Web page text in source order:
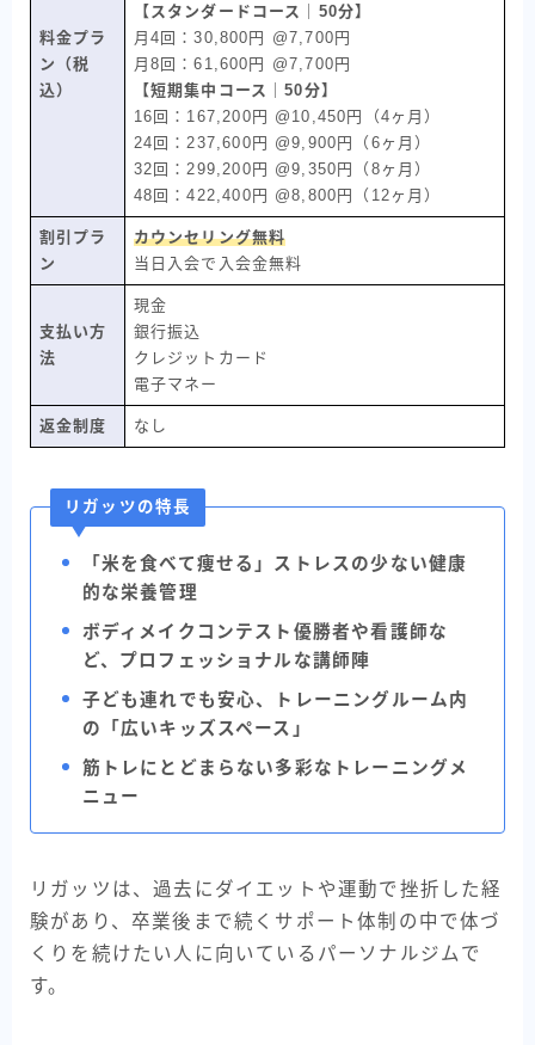
料金プラ
ン（税
込）
【スタンダードコース｜50分】
月4回：30,800円 @7,700円
月8回：61,600円 @7,700円
【短期集中コース｜50分】
16回：167,200円 @10,450円（4ヶ月）
24回：237,600円 @9,900円（6ヶ月）
32回：299,200円 @9,350円（8ヶ月）
48回：422,400円 @8,800円（12ヶ月）
割引プラ
ン
カウンセリング無料
当日入会で入会金無料
支払い方
法
現金
銀行振込
クレジットカード
電子マネー
返金制度 なし
リガッツの特長
「米を食べて痩せる」ストレスの少ない健康
的な栄養管理
ボディメイクコンテスト優勝者や看護師な
ど、プロフェッショナルな講師陣
子ども連れでも安心、トレーニングルーム内
の「広いキッズスペース」
筋トレにとどまらない多彩なトレーニングメ
ニュー
リガッツは、過去にダイエットや運動で挫折した経
験があり、卒業後まで続くサポート体制の中で体づ
くりを続けたい人に向いているパーソナルジムで
す。